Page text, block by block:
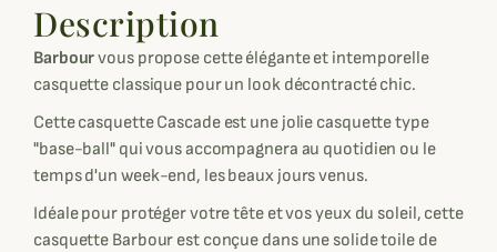
Description
Barbourvous propose cette élégante et intemporelle
casquette classique pour un look décontracté chic.
Cette casquette Cascade est une jolie casquette type
"base-ball" qui vous accompagnera au quotidien ou le
temps d'un week-end, les beaux jours venus.
Idéale pour protéger votre tête et vos yeux du soleil, cette
casquette Barbour est conçue dans une solide toile de